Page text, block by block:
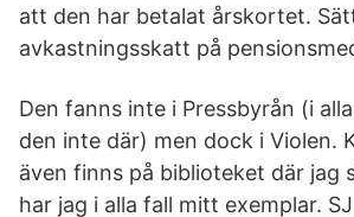
att den har betalat årskortet.
avkastningsskatt på
Den fanns inte i Pressbyrån (i
den inte där) men dock i Violen.
även finns på biblioteket där jag
har jag i alla fall mitt exemplar.